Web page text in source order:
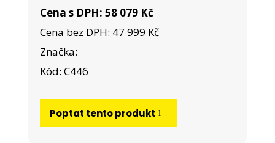
Cena s DPH: 58 079 Kč
Cena bez DPH: 47 999 Kč
Značka:
Kód: C446
Poptat tento produkt